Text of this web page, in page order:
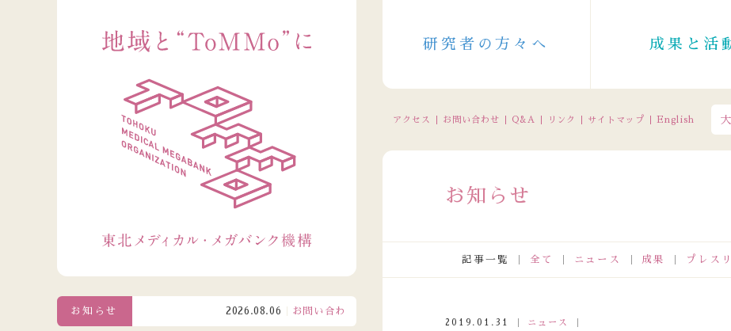
研究者の方々へ 成果と活
アクセス お問い合わせ Q&A リンク サイトマップ English 大
お知らせ
記事一覧 全て ニュース 成果 プレス
2019.01.31 ニュース
お知らせ 2026.08.06 お問い合わせ窓口電話受付の休止について（2026/8/11～8/16（一部8/10～））